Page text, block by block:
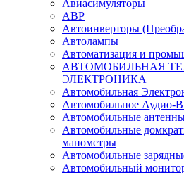
Авиасимуляторы
АВР
Автоинверторы
Автолампы
Автоматизация и
АВТОМОБИЛЬНАЯ
ЭЛЕКТРОНИКА
Автомобильная
Автомобильное Аудио-
Автомобильные
Автомобильные
манометры
Автомобильные
Автомобильный